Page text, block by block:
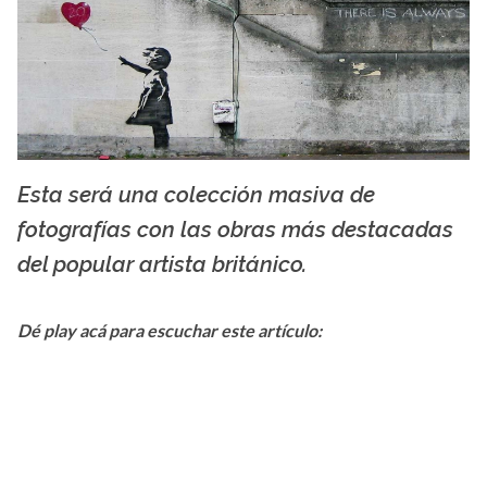
Esta será una colección masiva de
fotografías con las obras más destacadas
del popular artista británico.
Dé play acá para escuchar este artículo: